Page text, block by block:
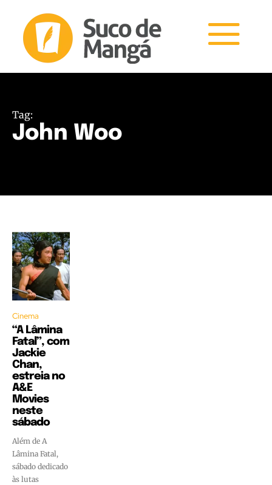
Tag:
John Woo
Cinema
“A Lâmina
Fatal”, com
Jackie
Chan,
estreia no
A&E
Movies
neste
sábado
Além de A
Lâmina Fatal,
sábado dedicado
às lutas